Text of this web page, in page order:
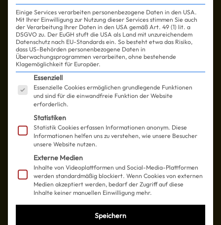
Einige Services verarbeiten personenbezogene Daten in den USA.
Mit Ihrer Einwilligung zur Nutzung dieser Services stimmen Sie auch
der Verarbeitung Ihrer Daten in den USA gemäß Art. 49 (1) lit. a
DSGVO zu. Der EuGH stuft die USA als Land mit unzureichendem
Datenschutz nach EU-Standards ein. So besteht etwa das Risiko,
dass US-Behörden personenbezogene Daten in
Überwachungsprogrammen verarbeiten, ohne bestehende
Klagemöglichkeit für Europäer.
Es folgt eine Liste der Service-Gruppen, für die
Essenziell
Essenzielle Cookies ermöglichen grundlegende Funktionen
und sind für die einwandfreie Funktion der Website
erforderlich.
Statistiken
Statistik Cookies erfassen Informationen anonym. Diese
Informationen helfen uns zu verstehen, wie unsere Besucher
unsere Website nutzen.
Externe Medien
Inhalte von Videoplattformen und Social-Media-Plattformen
werden standardmäßig blockiert. Wenn Cookies von externen
Medien akzeptiert werden, bedarf der Zugriff auf diese
Inhalte keiner manuellen Einwilligung mehr.
Speichern